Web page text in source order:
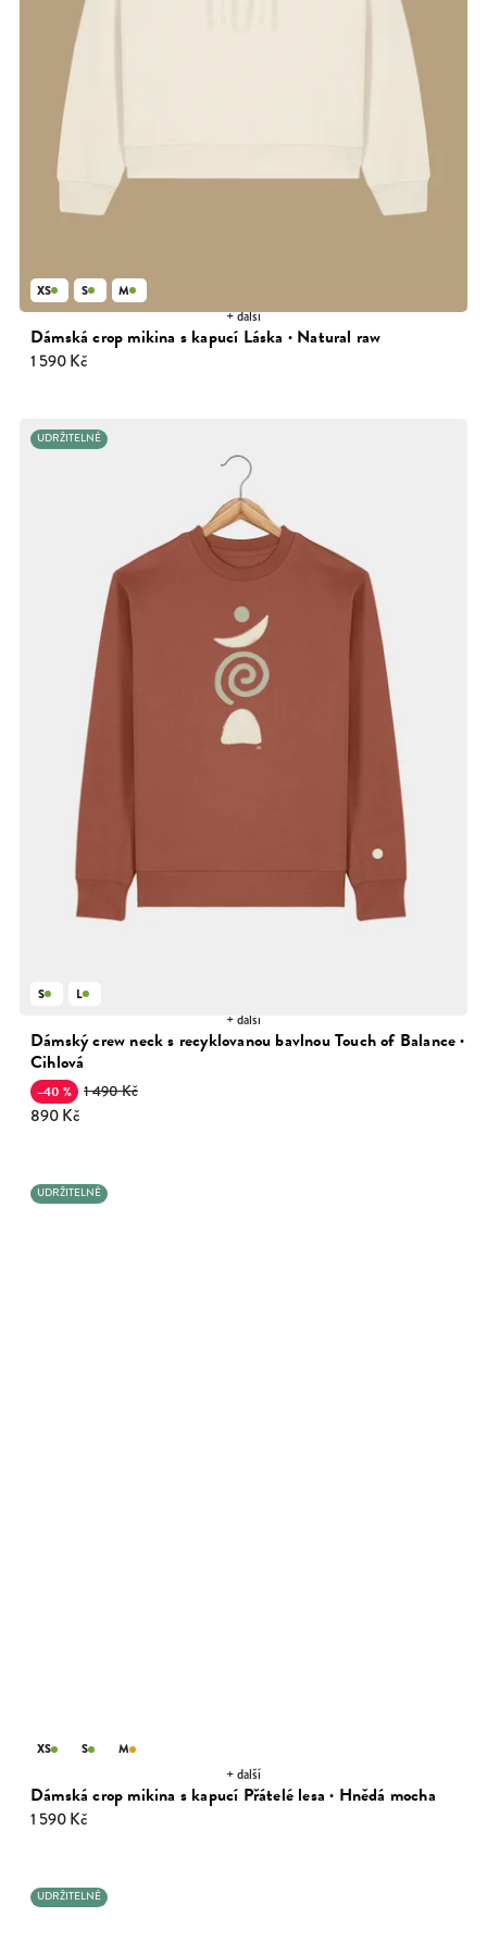
Dámská crop mikina s kapucí Láska · Natural raw
1 590 Kč
XS S M
+ další
UDRŽITELNÉ
Dámský crew neck s recyklovanou bavlnou Touch of Balance ·
Cihlová
–40 % 1 490 Kč
890 Kč
S L
+ další
UDRŽITELNÉ
Dámská crop mikina s kapucí Přátelé lesa · Hnědá mocha
1 590 Kč
XS S M
+ další
UDRŽITELNÉ